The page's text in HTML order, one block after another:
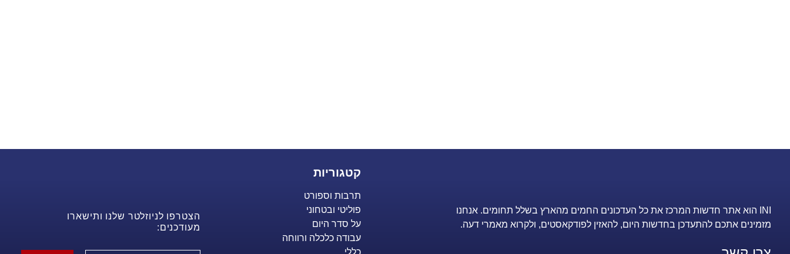
INI הוא אתר חדשות המרכז את כל העדכונים החמים מהארץ בשלל תחומים. אנחנו
מזמינים אתכם להתעדכן בחדשות היום, להאזין לפודקאסטים, ולקרוא מאמרי דעה.
קטגוריות
תרבות וספורט
פוליטי ובטחוני
על סדר היום
עבודה כלכלה ורווחה
כללי
הצטרפו לניוזלטר שלנו ותישארו
מעודכנים: